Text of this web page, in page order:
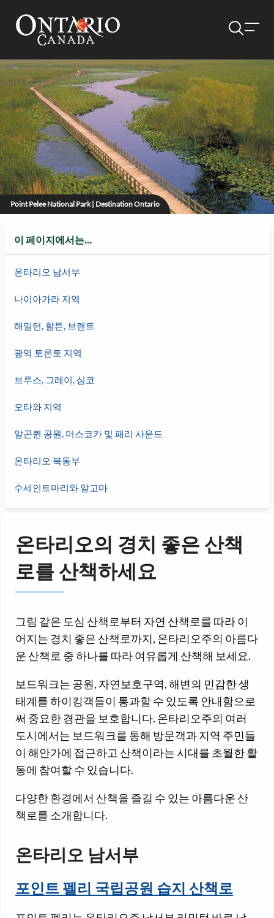
Point Pelee National Park | Destination Ontario
이 페이지에서는…
온타리오 남서부
나이아가라 지역
해밀턴, 할튼, 브랜트
광역 토론토 지역
브루스, 그레이, 심코
오타와 지역
알곤퀸 공원, 머스코카 및 패리 사운드
온타리오 북동부
수세인트마리와 알고마
온타리오의 경치 좋은 산책
로를 산책하세요
그림 같은 도심 산책로부터 자연 산책로를 따라 이
어지는 경치 좋은 산책로까지, 온타리오주의 아름다
운 산책로 중 하나를 따라 여유롭게 산책해 보세요.
보드워크는 공원, 자연보호구역, 해변의 민감한 생
태계를 하이킹객들이 통과할 수 있도록 안내함으로
써 중요한 경관을 보호합니다. 온타리오주의 여러
도시에서는 보드워크를 통해 방문객과 지역 주민들
이 해안가에 접근하고 산책이라는 시대를 초월한 활
동에 참여할 수 있습니다.
다양한 환경에서 산책을 즐길 수 있는 아름다운 산
책로를 소개합니다.
온타리오 남서부
포인트 펠리 국립공원 습지 산책로